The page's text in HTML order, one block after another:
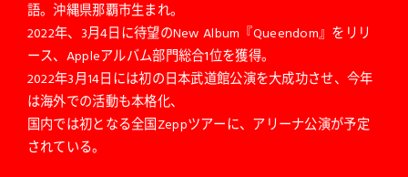
語。沖縄県那覇市生まれ。
2022年、3月4日に待望のNew Album『Queendom』をリリ
ース、Appleアルバム部門総合1位を獲得。
2022年3月14日には初の日本武道館公演を大成功させ、今年
は海外での活動も本格化、
国内では初となる全国Zeppツアーに、アリーナ公演が予定
されている。